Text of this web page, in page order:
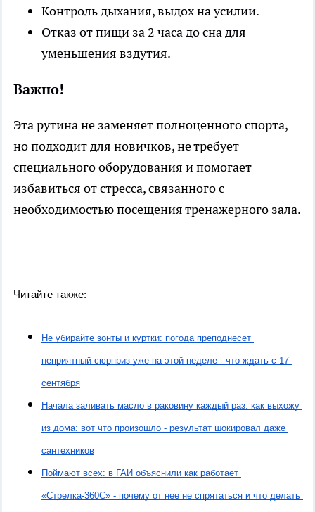
Контроль дыхания, выдох на усилии.
Отказ от пищи за 2 часа до сна для
уменьшения вздутия.
Важно!
Эта рутина не заменяет полноценного спорта,
но подходит для новичков, не требует
специального оборудования и помогает
избавиться от стресса, связанного с
необходимостью посещения тренажерного зала.
Читайте также:
Не убирайте зонты и куртки: погода преподнесет
неприятный сюрприз уже на этой неделе - что ждать с 17
сентября
Начала заливать масло в раковину каждый раз, как выхожу
из дома: вот что произошло - результат шокировал даже
сантехников
Поймают всех: в ГАИ объяснили как работает
«Стрелка-360С» - почему от нее не спрятаться и что делать